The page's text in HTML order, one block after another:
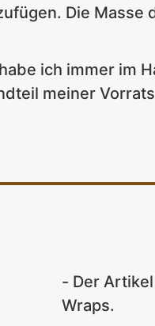
Die
ich immer im
meiner
- Der
Wraps.